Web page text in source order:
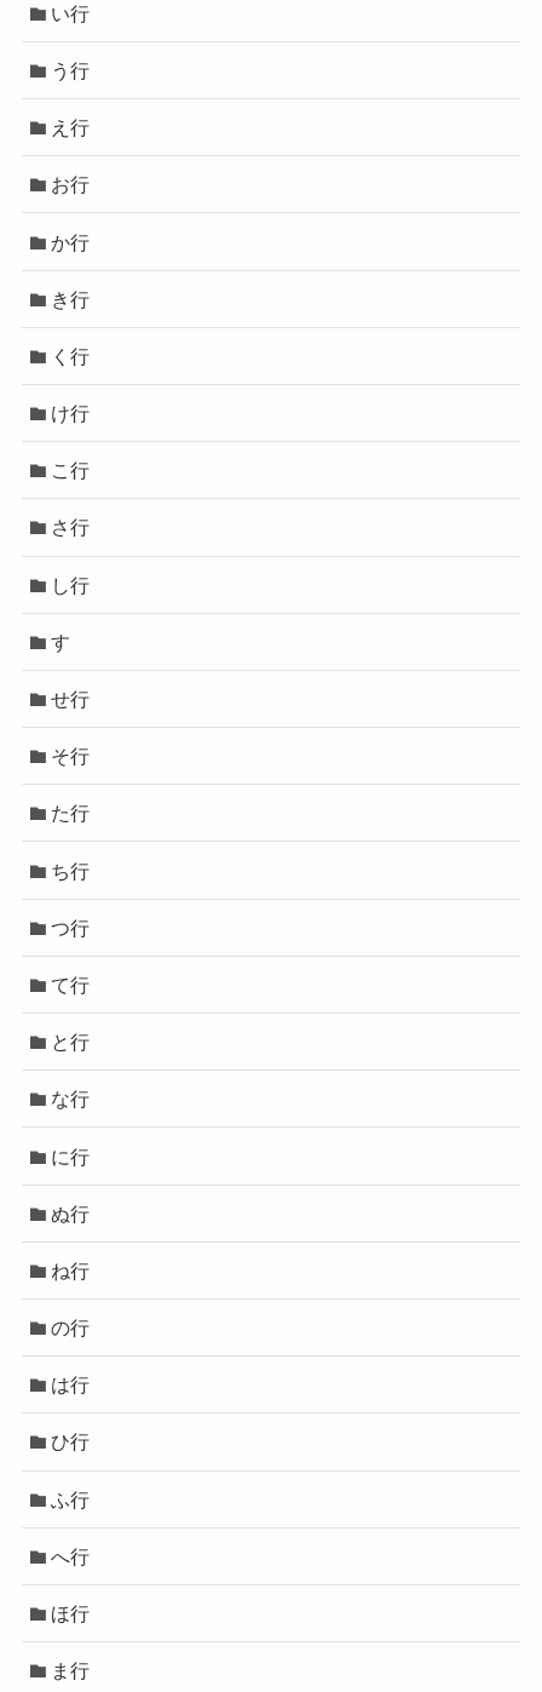
い行
う行
え行
お行
か行
き行
く行
け行
こ行
さ行
し行
す
せ行
そ行
た行
ち行
つ行
て行
と行
な行
に行
ぬ行
ね行
の行
は行
ひ行
ふ行
へ行
ほ行
ま行